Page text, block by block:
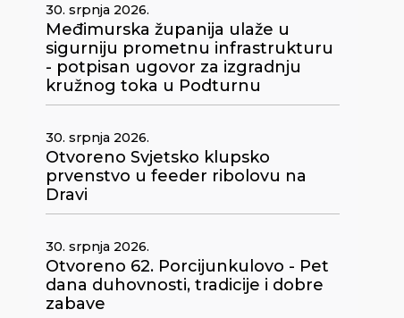
30. srpnja 2026.
Međimurska županija ulaže u
sigurniju prometnu infrastrukturu
- potpisan ugovor za izgradnju
kružnog toka u Podturnu
30. srpnja 2026.
Otvoreno Svjetsko klupsko
prvenstvo u feeder ribolovu na
Dravi
30. srpnja 2026.
Otvoreno 62. Porcijunkulovo - Pet
dana duhovnosti, tradicije i dobre
zabave